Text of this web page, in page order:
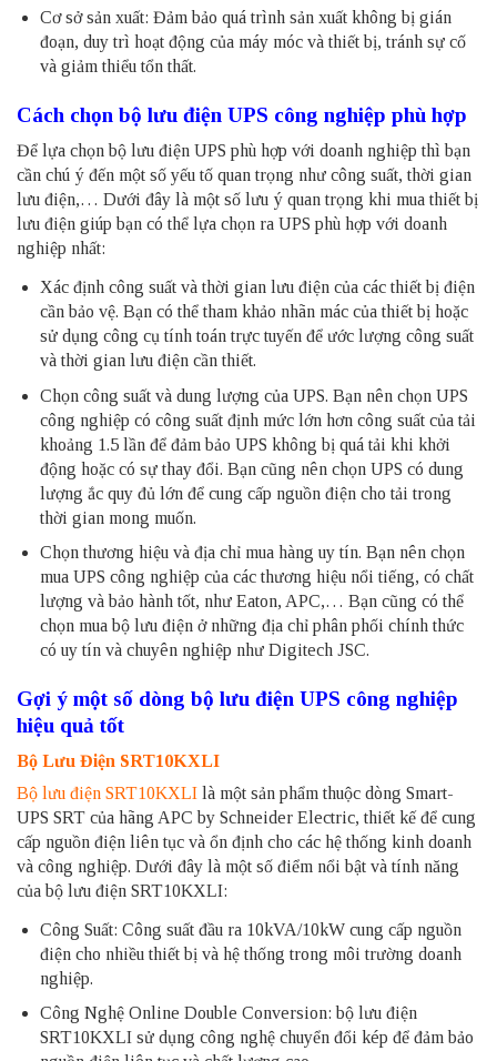
Cơ sở sản xuất: Đảm bảo quá trình sản xuất không bị gián
đoạn, duy trì hoạt động của máy móc và thiết bị, tránh sự cố
và giảm thiểu tổn thất.
Cách chọn bộ lưu điện UPS công nghiệp phù hợp
Để lựa chọn bộ lưu điện UPS phù hợp với doanh nghiệp thì bạn
cần chú ý đến một số yếu tố quan trọng như công suất, thời gian
lưu điện,… Dưới đây là một số lưu ý quan trọng khi mua thiết bị
lưu điện giúp bạn có thể lựa chọn ra UPS phù hợp với doanh
nghiệp nhất:
Xác định công suất và thời gian lưu điện của các thiết bị điện
cần bảo vệ. Bạn có thể tham khảo nhãn mác của thiết bị hoặc
sử dụng công cụ tính toán trực tuyến để ước lượng công suất
và thời gian lưu điện cần thiết.
Chọn công suất và dung lượng của UPS. Bạn nên chọn UPS
công nghiệp có công suất định mức lớn hơn công suất của tải
khoảng 1.5 lần để đảm bảo UPS không bị quá tải khi khởi
động hoặc có sự thay đổi. Bạn cũng nên chọn UPS có dung
lượng ắc quy đủ lớn để cung cấp nguồn điện cho tải trong
thời gian mong muốn.
Chọn thương hiệu và địa chỉ mua hàng uy tín. Bạn nên chọn
mua UPS công nghiệp của các thương hiệu nổi tiếng, có chất
lượng và bảo hành tốt, như Eaton, APC,… Bạn cũng có thể
chọn mua bộ lưu điện ở những địa chỉ phân phối chính thức
có uy tín và chuyên nghiệp như Digitech JSC.
Gợi ý một số dòng bộ lưu điện UPS công nghiệp
hiệu quả tốt
Bộ Lưu Điện SRT10KXLI
Bộ lưu điện SRT10KXLI là một sản phẩm thuộc dòng Smart-
UPS SRT của hãng APC by Schneider Electric, thiết kế để cung
cấp nguồn điện liên tục và ổn định cho các hệ thống kinh doanh
và công nghiệp. Dưới đây là một số điểm nổi bật và tính năng
của bộ lưu điện SRT10KXLI:
Công Suất: Công suất đầu ra 10kVA/10kW cung cấp nguồn
điện cho nhiều thiết bị và hệ thống trong môi trường doanh
nghiệp.
Công Nghệ Online Double Conversion: bộ lưu điện
SRT10KXLI sử dụng công nghệ chuyển đổi kép để đảm bảo